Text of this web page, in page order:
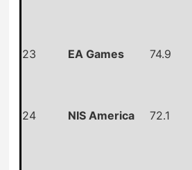
23 EA Games 74.9
24 NIS America 72.1